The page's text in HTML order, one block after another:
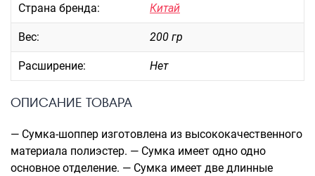
Новинки
Чемоданы оптом
Чемоданы детские
Рюкзаки детские для детских
чемоданов
Страна бренда: Китай
Вес: 200 гр
Расширение: Нет
ОПИСАНИЕ ТОВАРА
— Сумка-шоппер изготовлена из высококачественного
материала полиэстер. — Сумка имеет одно одно
основное отделение. — Сумка имеет две длинные